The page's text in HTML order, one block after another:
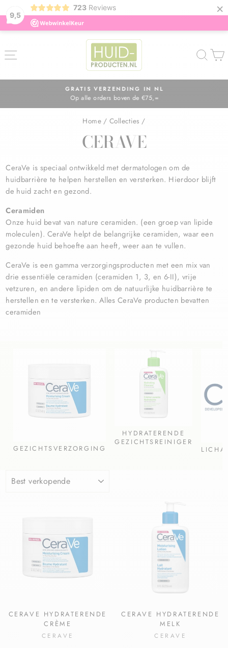
9,5
723 Reviews ×
Diavoorstelling
GRATIS VERZENDING IN NL
Op alle orders boven de €75,=
Home / Collecties /
CERAVE
CeraVe is speciaal ontwikkeld met dermatologen om de
huidbarrière te helpen herstellen en versterken. Hierdoor blijft
de huid zacht en gezond.
Ceramiden
Onze huid bevat van nature ceramiden. (een groep van lipide
moleculen). CeraVe helpt de belangrijke ceramiden, waar een
gezonde huid behoefte aan heeft, weer aan te vullen.
CeraVe is een gamma verzorgingsproducten met een mix van
drie essentiële ceramiden (ceramiden 1, 3, en 6-II), vrije
vetzuren, en andere lipiden om de natuurlijke huidbarrière te
herstellen en te versterken. Alles CeraVe producten bevatten
ceramiden
GEZICHTSVERZORGING
HYDRATERENDE
GEZICHTSREINIGER
CERAVE HYDRATERENDE
CRÈME
CERAVE
CERAVE HYDRATERENDE
MELK
CERAVE